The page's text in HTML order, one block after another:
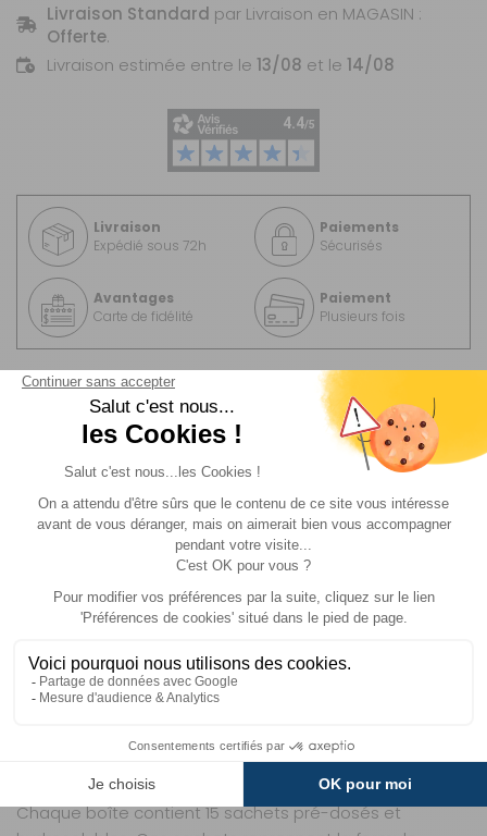
Livraison Standard par Livraison en MAGASIN :
Offerte.
Livraison estimée entre le 13/08 et le 14/08
Livraison
Expédié sous 72h
Paiements
Sécurisés
Avantages
Carte de fidélité
Paiement
Plusieurs fois
Description Informations complémentaires
UNE BOÎTE DE 15 SACHETS D'AQUA KEM
THETFORD POUR LES WC CHIMIQUES
Aqua Kem Bleu en sachets de Thetford
spécialement conçu pour dissoudre efficacement le
papier toilette et les matières présentes dans les
Cetadditif WCréduit la formation de gaz, neutralise les
mauvaises odeurs et facilite la vidange. Idéal pour un
cet additif garantit un entretien optimal de vos toilettes
tout en simplifiant votre quotidien.
Chaque boîte contient 15 sachets pré-dosés et